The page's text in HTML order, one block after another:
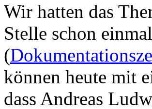
Wir hatten das
Stelle schon
(
können heute mit
dass Andreas